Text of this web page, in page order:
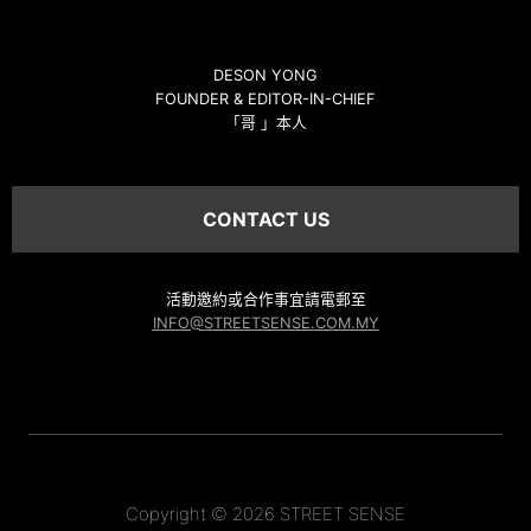
DESON YONG
FOUNDER & EDITOR-IN-CHIEF
「哥 」本人
CONTACT US
活動邀約或合作事宜請電郵至
INFO@STREETSENSE.COM.MY
Copyright © 2026 STREET SENSE